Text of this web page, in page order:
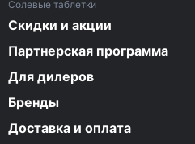
Солевые таблетки
Скидки и акции
Партнерская программа
Для дилеров
Бренды
Доставка и оплата